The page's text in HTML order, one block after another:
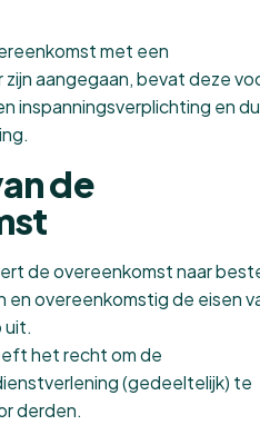
met een
aangegaan, bevat deze
inspanningsverplichting en
de
de overeenkomst naar
en overeenkomstig de eisen
uit.
het recht om de
(gedeeltelijk) te
derden.